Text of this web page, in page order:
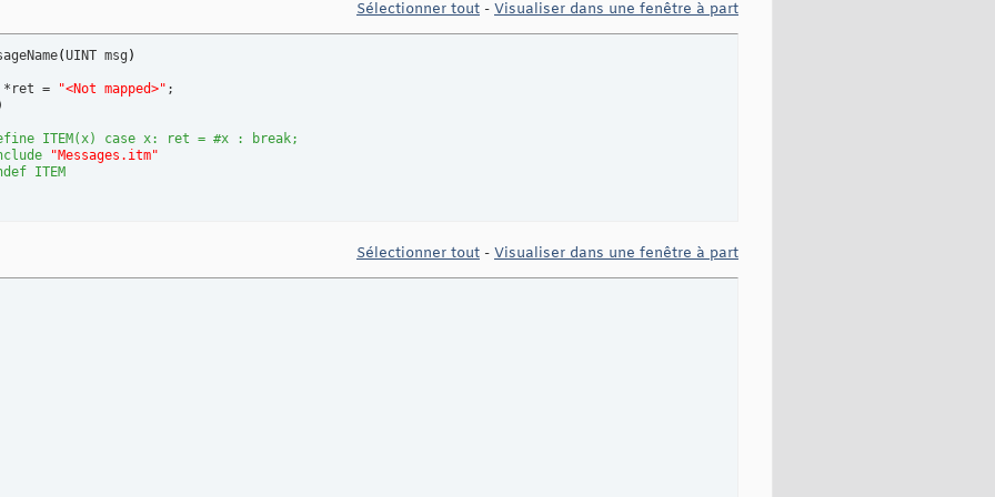
Sélectionner tout - Visualiser dans une fenêtre à part
(UINT msg )
*ret = "<Not mapped>" ;
ITEM(x) case x: ret = #x : break;
"Messages.itm"
ITEM
Sélectionner tout - Visualiser dans une fenêtre à part